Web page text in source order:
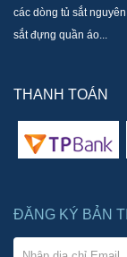
các dòng tủ sắt
sắt đựng quần áo...
THANH TOÁN
ĐĂNG KÝ BẢN